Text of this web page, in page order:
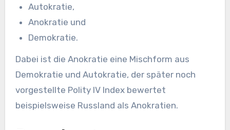
Autokratie,
Anokratie und
Demokratie.
Dabei ist die Anokratie eine Mischform aus
Demokratie und Autokratie, der später noch
vorgestellte Polity IV Index bewertet
beispielsweise Russland als Anokratien.